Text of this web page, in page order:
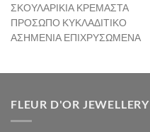
ΣΚΟΥΛΑΡΙΚΙΑ ΚΡΕΜΑΣΤΑ
ΠΡΟΣΩΠΟ ΚΥΚΛΑΔΙΤΙΚΟ
ΑΣΗΜΕΝΙΑ ΕΠΙΧΡΥΣΩΜΕΝΑ
FLEUR D'OR JEWELLERY